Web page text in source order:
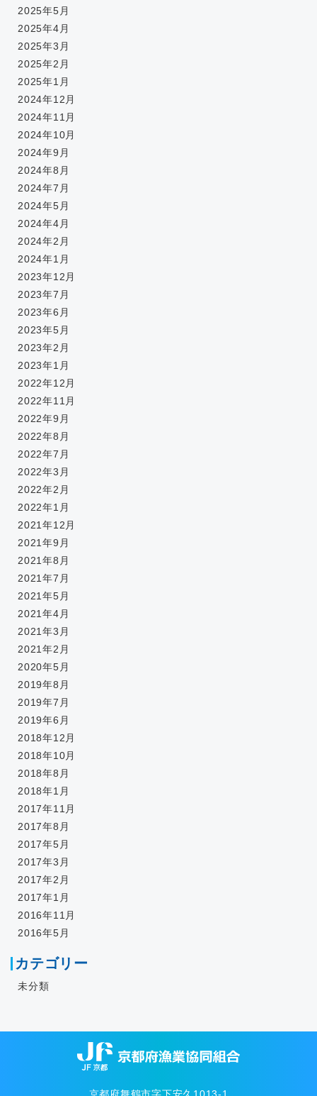
2025年5月
2025年4月
2025年3月
2025年2月
2025年1月
2024年12月
2024年11月
2024年10月
2024年9月
2024年8月
2024年7月
2024年5月
2024年4月
2024年2月
2024年1月
2023年12月
2023年7月
2023年6月
2023年5月
2023年2月
2023年1月
2022年12月
2022年11月
2022年9月
2022年8月
2022年7月
2022年3月
2022年2月
2022年1月
2021年12月
2021年9月
2021年8月
2021年7月
2021年5月
2021年4月
2021年3月
2021年2月
2020年5月
2019年8月
2019年7月
2019年6月
2018年12月
2018年10月
2018年8月
2018年1月
2017年11月
2017年8月
2017年5月
2017年3月
2017年2月
2017年1月
2016年11月
2016年5月
カテゴリー
未分類
京都府舞鶴市字下安久1013-1